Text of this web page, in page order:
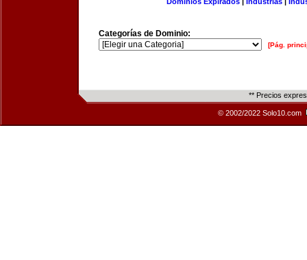
Categorías de Dominio:
[Pág.
** Precios
© 2002/2022 Solo10.com